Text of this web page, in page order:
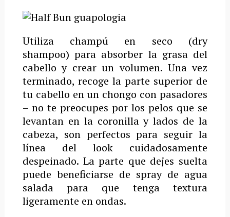
Utiliza champú en seco (dry
shampoo) para absorber la grasa del
cabello y crear un volumen. Una vez
terminado, recoge la parte superior de
tu cabello en un chongo con pasadores
– no te preocupes por los pelos que se
levantan en la coronilla y lados de la
cabeza, son perfectos para seguir la
línea del look cuidadosamente
despeinado. La parte que dejes suelta
puede beneficiarse de spray de agua
salada para que tenga textura
ligeramente en ondas.